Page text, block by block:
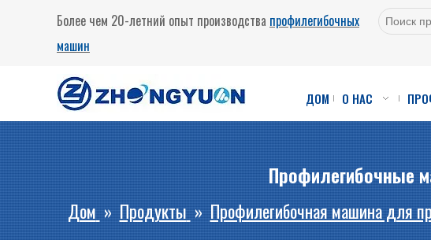
Более чем 20-летний опыт производства профилегибочных
машин
ДОМ О НАС
Профилегибочные
Дом » Продукты » Профилегибочная машина для